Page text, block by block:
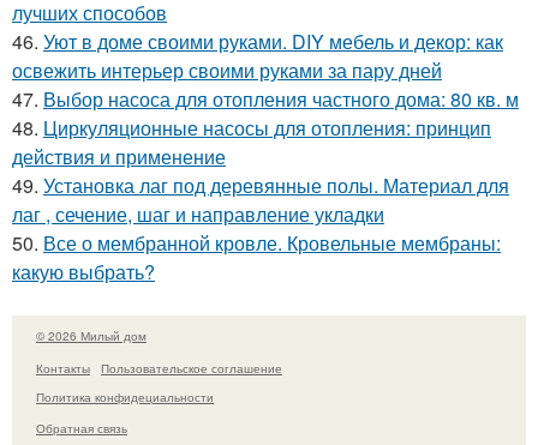
лучших способов
46. Уют в доме своими руками. DIY мебель и декор: как
освежить интерьер своими руками за пару дней
47. Выбор насоса для отопления частного дома: 80 кв. м
48. Циркуляционные насосы для отопления: принцип
действия и применение
49. Установка лаг под деревянные полы. Материал для
лаг , сечение, шаг и направление укладки
50. Все о мембранной кровле. Кровельные мембраны:
какую выбрать?
© 2026 Милый дом
Контакты
Пользовательское соглашение
Политика конфидециальности
Обратная связь